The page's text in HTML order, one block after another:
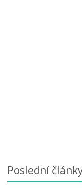
Poslední